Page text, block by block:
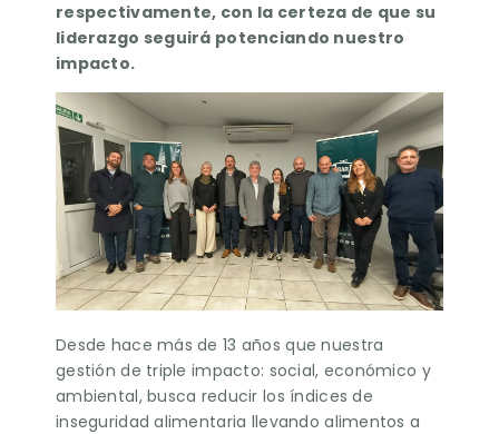
respectivamente, con la certeza de que su
liderazgo seguirá potenciando nuestro
impacto.
Desde hace más de 13 años que nuestra
gestión de triple impacto: social, económico y
ambiental, busca reducir los índices de
inseguridad alimentaria llevando alimentos a